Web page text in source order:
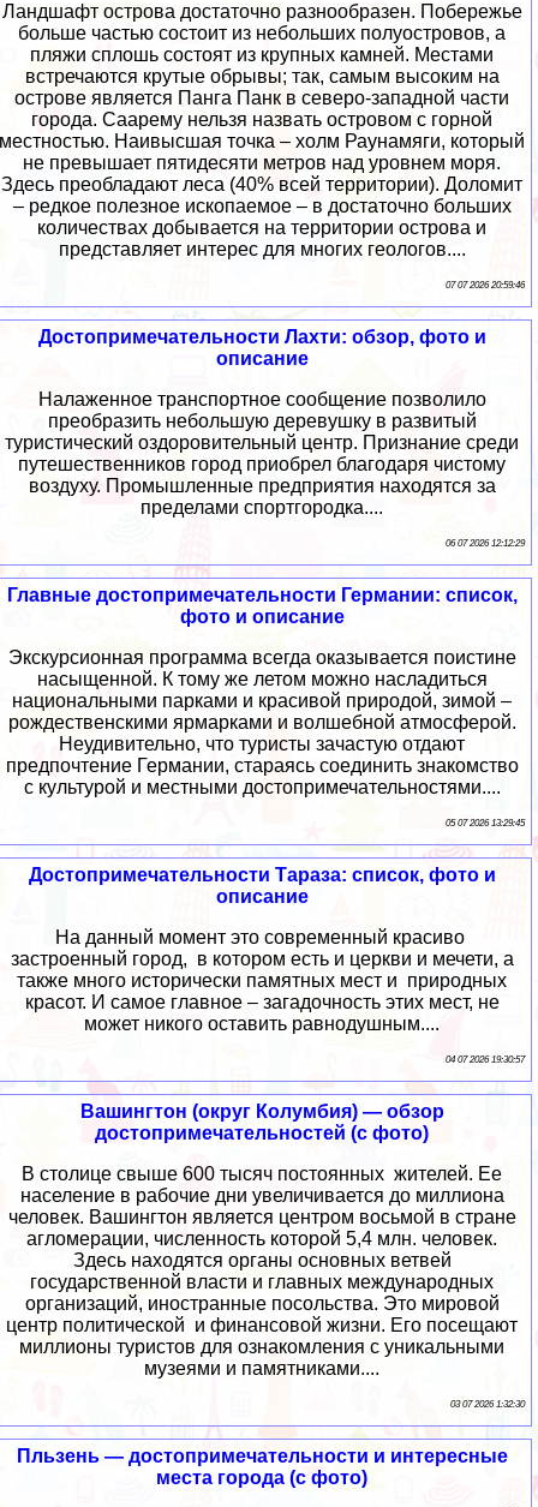
Ландшафт острова достаточно разнообразен. Побережье
больше частью состоит из небольших полуостровов, а
пляжи сплошь состоят из крупных камней. Местами
встречаются крутые обрывы; так, самым высоким на
острове является Панга Панк в северо-западной части
города. Саарему нельзя назвать островом с горной
местностью. Наивысшая точка – холм Раунамяги, который
не превышает пятидесяти метров над уровнем моря.
Здесь преобладают леса (40% всей территории). Доломит
– редкое полезное ископаемое – в достаточно больших
количествах добывается на территории острова и
представляет интерес для многих геологов....
07 07 2026 20:59:46
Достопримечательности Лахти: обзор, фото и
описание
Налаженное транспортное сообщение позволило
преобразить небольшую деревушку в развитый
туристический оздоровительный центр. Признание среди
путешественников город приобрел благодаря чистому
воздуху. Промышленные предприятия находятся за
пределами спортгородка....
06 07 2026 12:12:29
Главные достопримечательности Германии: список,
фото и описание
Экскурсионная программа всегда оказывается поистине
насыщенной. К тому же летом можно насладиться
национальными парками и красивой природой, зимой –
рождественскими ярмарками и волшебной атмосферой.
Неудивительно, что туристы зачастую отдают
предпочтение Германии, стараясь соединить знакомство
с культурой и местными достопримечательностями....
05 07 2026 13:29:45
Достопримечательности Тараза: список, фото и
описание
На данный момент это современный красиво
застроенный город, в котором есть и церкви и мечети, а
также много исторически памятных мест и природных
красот. И самое главное – загадочность этих мест, не
может никого оставить равнодушным....
04 07 2026 19:30:57
Вашингтон (округ Колумбия) — обзор
достопримечательностей (с фото)
В столице свыше 600 тысяч постоянных жителей. Ее
население в рабочие дни увеличивается до миллиона
человек. Вашингтон является центром восьмой в стране
агломерации, численность которой 5,4 млн. человек.
Здесь находятся органы основных ветвей
государственной власти и главных международных
организаций, иностранные посольства. Это мировой
центр политической и финансовой жизни. Его посещают
миллионы туристов для ознакомления с уникальными
музеями и памятниками....
03 07 2026 1:32:30
Пльзень — достопримечательности и интересные
места города (с фото)